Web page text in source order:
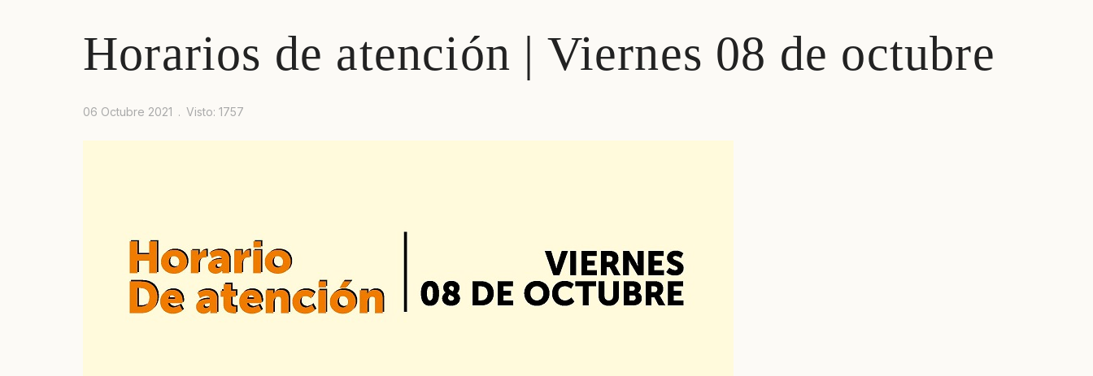
Horarios de atención | Viernes 08 de octubre
06 Octubre 2021 Visto: 1757